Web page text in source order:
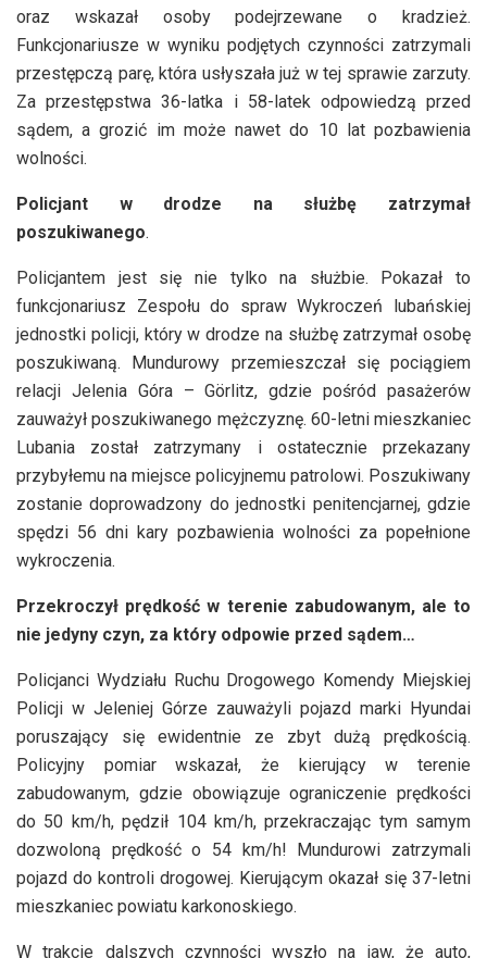
oraz wskazał osoby podejrzewane o kradzież.
Funkcjonariusze w wyniku podjętych czynności zatrzymali
przestępczą parę, która usłyszała już w tej sprawie zarzuty.
Za przestępstwa 36-latka i 58-latek odpowiedzą przed
sądem, a grozić im może nawet do 10 lat pozbawienia
wolności.
Policjant w drodze na służbę zatrzymał
poszukiwanego.
Policjantem jest się nie tylko na służbie. Pokazał to
funkcjonariusz Zespołu do spraw Wykroczeń lubańskiej
jednostki policji, który w drodze na służbę zatrzymał osobę
poszukiwaną. Mundurowy przemieszczał się pociągiem
relacji Jelenia Góra – Görlitz, gdzie pośród pasażerów
zauważył poszukiwanego mężczyznę. 60-letni mieszkaniec
Lubania został zatrzymany i ostatecznie przekazany
przybyłemu na miejsce policyjnemu patrolowi. Poszukiwany
zostanie doprowadzony do jednostki penitencjarnej, gdzie
spędzi 56 dni kary pozbawienia wolności za popełnione
wykroczenia.
Przekroczył prędkość w terenie zabudowanym, ale to
nie jedyny czyn, za który odpowie przed sądem…
Policjanci Wydziału Ruchu Drogowego Komendy Miejskiej
Policji w Jeleniej Górze zauważyli pojazd marki Hyundai
poruszający się ewidentnie ze zbyt dużą prędkością.
Policyjny pomiar wskazał, że kierujący w terenie
zabudowanym, gdzie obowiązuje ograniczenie prędkości
do 50 km/h, pędził 104 km/h, przekraczając tym samym
dozwoloną prędkość o 54 km/h! Mundurowi zatrzymali
pojazd do kontroli drogowej. Kierującym okazał się 37-letni
mieszkaniec powiatu karkonoskiego.
W trakcie dalszych czynności wyszło na jaw, że auto,